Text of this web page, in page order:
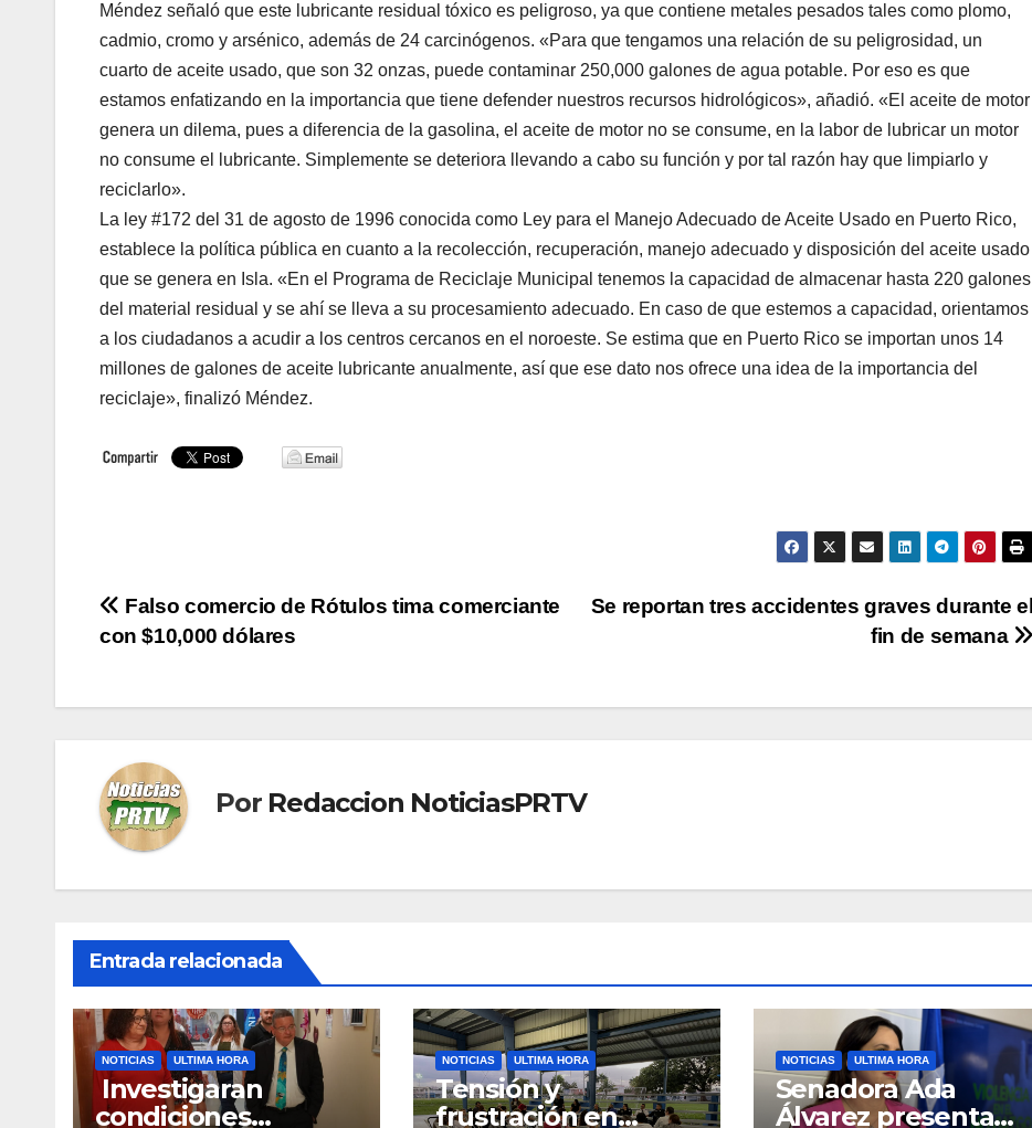
Méndez señaló que este lubricante residual tóxico es peligroso, ya que contiene metales pesados tales como plomo,
cadmio, cromo y arsénico, además de 24 carcinógenos. «Para que tengamos una relación de su peligrosidad, un
cuarto de aceite usado, que son 32 onzas, puede contaminar 250,000 galones de agua potable. Por eso es que
estamos enfatizando en la importancia que tiene defender nuestros recursos hidrológicos», añadió. «El aceite de motor
genera un dilema, pues a diferencia de la gasolina, el aceite de motor no se consume, en la labor de lubricar un motor
no consume el lubricante. Simplemente se deteriora llevando a cabo su función y por tal razón hay que limpiarlo y
reciclarlo».
La ley #172 del 31 de agosto de 1996 conocida como Ley para el Manejo Adecuado de Aceite Usado en Puerto Rico,
establece la política pública en cuanto a la recolección, recuperación, manejo adecuado y disposición del aceite usado
que se genera en Isla. «En el Programa de Reciclaje Municipal tenemos la capacidad de almacenar hasta 220 galones
del material residual y se ahí se lleva a su procesamiento adecuado. En caso de que estemos a capacidad, orientamos
a los ciudadanos a acudir a los centros cercanos en el noroeste. Se estima que en Puerto Rico se importan unos 14
millones de galones de aceite lubricante anualmente, así que ese dato nos ofrece una idea de la importancia del
reciclaje», finalizó Méndez.
Navegación
entradas
Se reportan tres accidentes graves durante el
fin de semana
Falso comercio de Rótulos tima comerciante
con $10,000 dólares
Por Redaccion NoticiasPRTV
Entrada relacionada
NOTICIAS ULTIMA HORA
Investigaran
condiciones
NOTICIAS ULTIMA HORA
Tensión y
frustración en
NOTICIAS ULTIMA HORA
Senadora Ada
Álvarez presenta